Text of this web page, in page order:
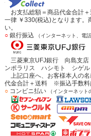
お支払総額＝商品代金合計
一律 ￥330(税込)となります。
い。
○銀行振込 （インターネット、電
三菱東京UFJ銀行 向島支
ンポラリス ハシモト シゲル
上記口座へ、お客様本人の
代金合計＋送料 ※振込手数料
○コンビニ払い （インターネット